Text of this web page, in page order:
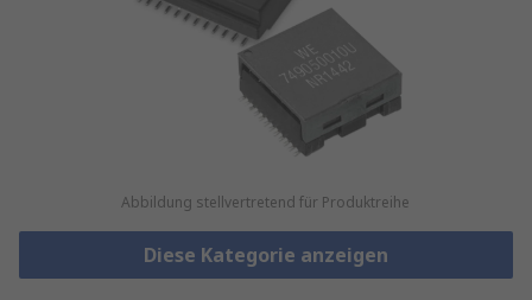
Abbildung stellvertretend für Produktreihe
Diese Kategorie anzeigen